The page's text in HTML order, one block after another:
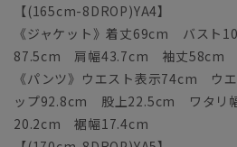
【(165cm-8DROP)YA4】
《ジャケット》着丈69cm バスト
87.5cm 肩幅43.7cm 袖丈58cm
《パンツ》ウエスト表示74cm ウ
ップ92.8cm 股上22.5cm ワタリ
20.2cm 裾幅17.4cm